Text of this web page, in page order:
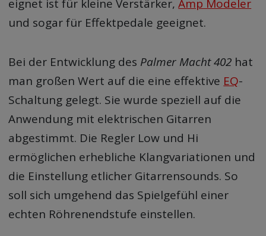
eignet ist für kleine Verstärker,Amp Modeler
und sogar für Effektpedale geeignet.
Bei der Entwicklung des Palmer Macht 402 hat
man großen Wert auf die eine effektive EQ-
Schaltung gelegt. Sie wurde speziell auf die
Anwendung mit elektrischen Gitarren
abgestimmt. Die Regler Low und Hi
ermöglichen erhebliche Klangvariationen und
die Einstellung etlicher Gitarrensounds. So
soll sich umgehend das Spielgefühl einer
echten Röhrenendstufe einstellen.